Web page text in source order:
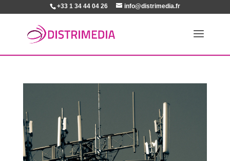
+33 1 34 44 04 26 info@distrimedia.fr